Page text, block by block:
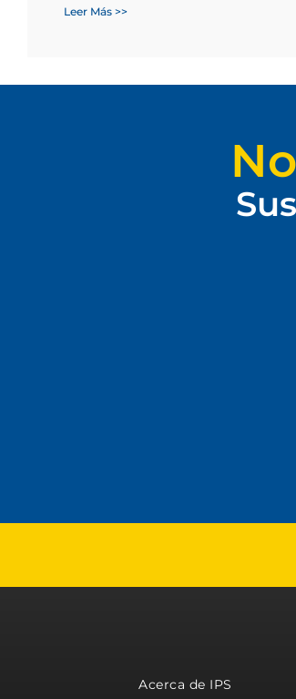
Leer Más >>
Acerca de IPS